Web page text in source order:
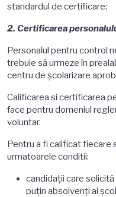
standardul de certificare;
2. Certificarea
Personalul pentru control
trebuie să urmeze în
centru de şcolarizare
Calificarea si certificarea
face pentru domeniul
voluntar.
Pentru a fi calificat fiecare
urmatoarele conditii:
candidaţii care
puţin absolvenţi ai